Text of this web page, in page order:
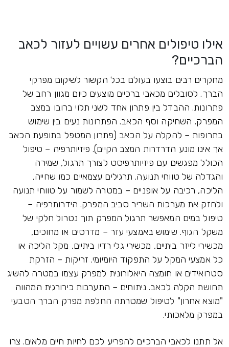
אילו טיפולים אחרים עשויים לעזור לכאב
הברכיים?
מחקרים רבים בוצעו בעולם בכל הקשור לשיקום מפרקי
הברך. לסובלים מכאבי ברכיים מוצעים כיום מגוון רחב של
פתרונות. ההבדל בין פתרון אחד לשני תלוי ברובו במצב
המפרק, השחיקה וסף הכאב. הפתרונות נעים בין שימוש
בתרופות – להקלה על הכאב (פתרון המטפל בתופעת הכאב
אך אינו מונע הדרדרות המצב הקיים). פיזיותרפיה – טיפול
הכולל מפגשים עם פיזיותרפיסט לצורך תרגול, שמירה
והגדלה של טווחי תנועה. תרגילים עצמאיים כמו שחייה,
הליכה, רכיבה על אופניים – במטרה לשמור על טווחי תנועה
ולחזק את מערכות השריר סביב המפרק. הידרותרפיה –
טיפול במים המאפשר תרגול המפרק תוך נטרול חלקי של
משקל הגוף. שימוש באמצעי עזר – מדרסים או מחוכים,
מכשירי לייזר ביתיים, מכשירי גלי רדיו ביתיים, מקל הליכה או
כל אמצעי המקל על התפקוד היומיומי. זריקות – הזרקת
סטרואידים או חומצה היאלורונית למפרק עצמו במטרה להשיג
תחושת הקלה לכאב. ניתוחים – התערבות כירורגית המהווה
"מוצא אחרון" לטיפול שמטרתה החלפת מפרק הברך הטבעי
במפרק מלאכותי.
אל תתנו לכאבי הברכיים להפריע לכם לחיות חיים מלאים. צרו